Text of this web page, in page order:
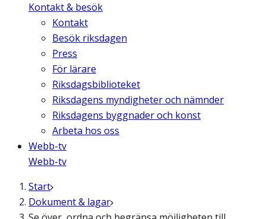
Kontakt & besök
Kontakt
Besök riksdagen
Press
För lärare
Riksdagsbiblioteket
Riksdagens myndigheter och nämnder
Riksdagens byggnader och konst
Arbeta hos oss
Webb-tv
Webb-tv
Start
Dokument & lagar